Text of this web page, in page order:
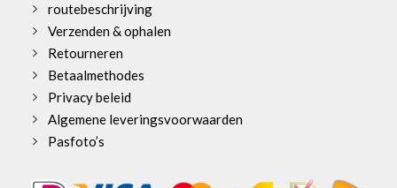
routebeschrijving
Verzenden & ophalen
Retourneren
Betaalmethodes
Privacy beleid
Algemene leveringsvoorwaarden
Pasfoto’s